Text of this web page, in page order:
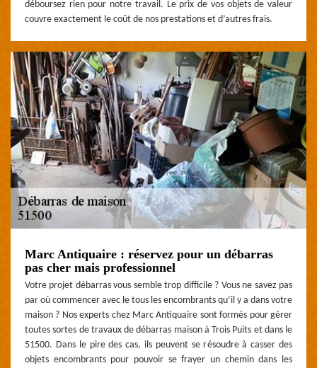
déboursez rien pour notre travail. Le prix de vos objets de valeur
couvre exactement le coût de nos prestations et d’autres frais.
Marc Antiquaire : réservez pour un débarras
pas cher mais professionnel
Votre projet débarras vous semble trop difficile ? Vous ne savez pas
par où commencer avec le tous les encombrants qu’il y a dans votre
maison ? Nos experts chez Marc Antiquaire sont formés pour gérer
toutes sortes de travaux de débarras maison à Trois Puits et dans le
51500. Dans le pire des cas, ils peuvent se résoudre à casser des
objets encombrants pour pouvoir se frayer un chemin dans les